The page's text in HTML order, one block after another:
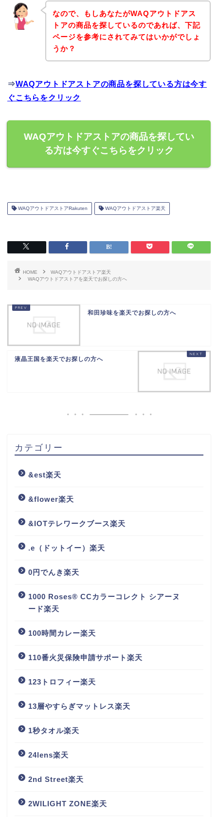
なので、もしあなたがWAQアウトドアス
トアの商品を探しているのであれば、下記
ページを参考にされてみてはいかがでしょ
うか？
⇒WAQアウトドアストアの商品を探している方は今す
ぐこちらをクリック
WAQアウトドアストアの商品を探してい
る方は今すぐこちらをクリック
WAQアウトドアストアRakuten WAQアウトドアストア楽天
HOME
WAQアウトドアストア楽天
WAQアウトドアストアを楽天でお探しの方へ
和田珍味を楽天でお探しの方へ
液晶王国を楽天でお探しの方へ
カテゴリー
&est楽天
&flower楽天
&IOTテレワークブース楽天
.e（ドットイー）楽天
0円でんき楽天
1000 Roses® CCカラーコレクト シアーヌ
ード楽天
100時間カレー楽天
110番火災保険申請サポート楽天
123トロフィー楽天
13層やすらぎマットレス楽天
1秒タオル楽天
24lens楽天
2nd Street楽天
2WILIGHT ZONE楽天